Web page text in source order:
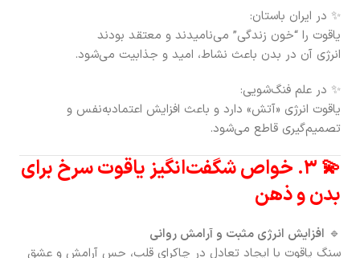
✨ در ایران باستان:
یاقوت را “خون زندگی” می‌نامیدند و معتقد بودند
انرژی آن در بدن باعث نشاط، امید و جذابیت می‌شود.
✨ در علم فنگ‌شویی:
یاقوت انرژی «آتش» دارد و باعث افزایش اعتمادبه‌نفس و
تصمیم‌گیری قاطع می‌شود.
💫 ۳. خواص شگفت‌انگیز یاقوت سرخ برای
بدن و ذهن
🔹 افزایش انرژی مثبت و آرامش روانی
سنگ یاقوت با ایجاد تعادل در چاکرای قلب، حس آرامش و عشق